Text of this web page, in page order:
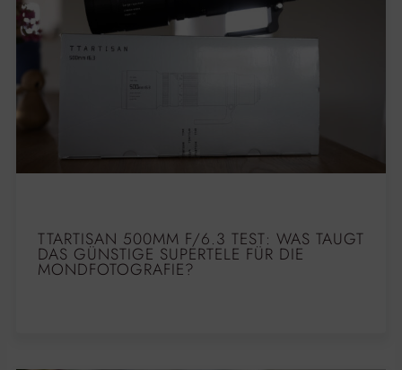
TTARTISAN 500MM F/6.3 TEST: WAS TAUGT
DAS GÜNSTIGE SUPERTELE FÜR DIE
MONDFOTOGRAFIE?